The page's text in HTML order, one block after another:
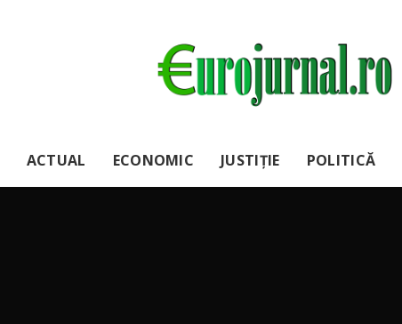
ACTUAL ECONOMIC JUSTIȚIE POLITICĂ